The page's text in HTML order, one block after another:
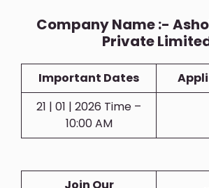
Company Name :-
Private
Important Dates
21 | 01 | 2026 Time –
10:00 AM